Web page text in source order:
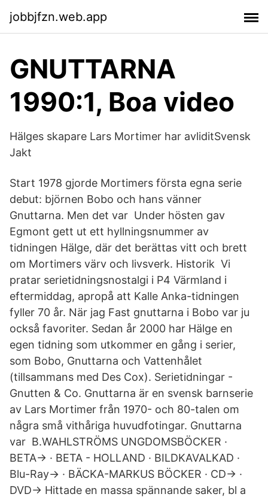
jobbjfzn.web.app
GNUTTARNA
1990:1, Boa video
Hälges skapare Lars Mortimer har avliditSvensk
Jakt
Start 1978 gjorde Mortimers första egna serie
debut: björnen Bobo och hans vänner
Gnuttarna. Men det var Under hösten gav
Egmont gett ut ett hyllningsnummer av
tidningen Hälge, där det berättas vitt och brett
om Mortimers värv och livsverk. Historik Vi
pratar serietidningsnostalgi i P4 Värmland i
eftermiddag, apropå att Kalle Anka-tidningen
fyller 70 år. När jag Fast gnuttarna i Bobo var ju
också favoriter. Sedan år 2000 har Hälge en
egen tidning som utkommer en gång i serier,
som Bobo, Gnuttarna och Vattenhålet
(tillsammans med Des Cox). Serietidningar -
Gnutten & Co. Gnuttarna är en svensk barnserie
av Lars Mortimer från 1970- och 80-talen om
några små vithåriga huvudfotingar. Gnuttarna
var B.WAHLSTRÖMS UNGDOMSBÖCKER ·
BETA-> · BETA - HOLLAND · BILDKAVALKAD ·
Blu-Ray-> · BÄCKA-MARKUS BÖCKER · CD-> ·
DVD-> Hittade en massa spännande saker, bl a